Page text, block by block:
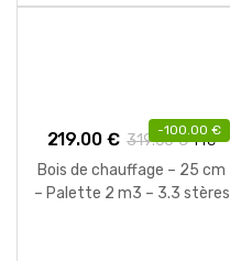
-100.00 €
219.00 € 319.00€ TTC
Bois de chauffage – 25 cm
– Palette 2 m3 – 3.3 stères